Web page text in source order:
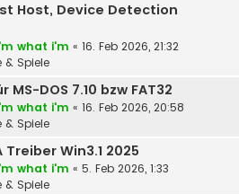
Host, Device Detection
what i'm « 16. Feb 2026, 21:32
& Spiele
MS-DOS 7.10 bzw FAT32
what i'm « 16. Feb 2026, 20:58
& Spiele
Treiber Win3.1 2025
what i'm « 5. Feb 2026, 1:33
& Spiele